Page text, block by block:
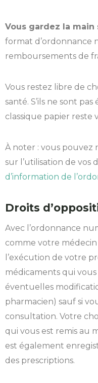
Vous gardez la main
format d’ordonnance
remboursements de
Vous restez libre de
santé. S’ils ne sont
classique papier reste
À noter : vous pouvez
sur l’utilisation de vos
d’information de
Droits
Avec l’ordonnance
comme votre
l’exécution de votre
médicaments qui
éventuelles
pharmacien) sauf si
consultation. Votre
qui vous est remis au
est également
des prescriptions.